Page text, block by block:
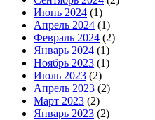
Июнь 2024 (1)
Апрель 2024 (1)
Февраль 2024 (2)
Январь 2024 (1)
Ноябрь 2023 (1)
Июль 2023 (2)
Апрель 2023 (2)
Март 2023 (2)
Январь 2023 (2)